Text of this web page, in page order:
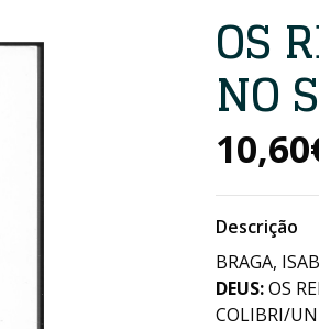
OS
NO
Descrição
BRAGA,
DEUS:OS
COLIBRI/